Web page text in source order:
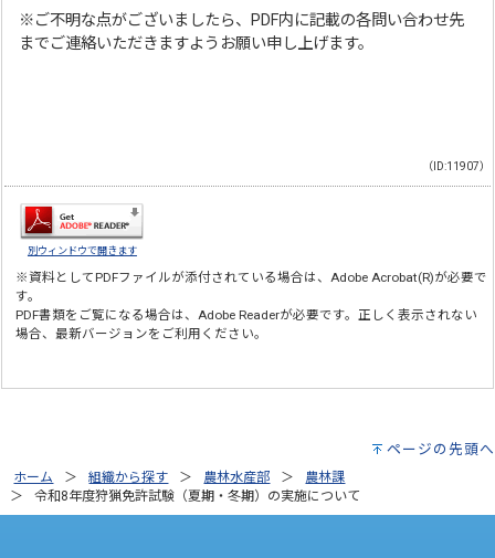
※ご不明な点がございましたら、PDF内に記載の各問い合わせ先
までご連絡いただきますようお願い申し上げます。
（ID:11907）
別ウィンドウで開きます
※資料としてPDFファイルが添付されている場合は、Adobe Acrobat(R)が必要で
す。
PDF書類をご覧になる場合は、Adobe Readerが必要です。正しく表示されない
場合、最新バージョンをご利用ください。
ページの先頭へ
ホーム 組織から探す 農林水産部
農林課
令和8年度狩猟免許試験（夏期・冬期）の実施について